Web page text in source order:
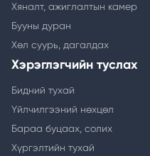
Хяналт, ажиглалтын камер
Бууны дуран
Хөл суурь, дагалдах
Хэрэглэгчийн туслах
Бидний тухай
Үйлчилгээний нөхцөл
Бараа буцаах, солих
Хүргэлтийн тухай